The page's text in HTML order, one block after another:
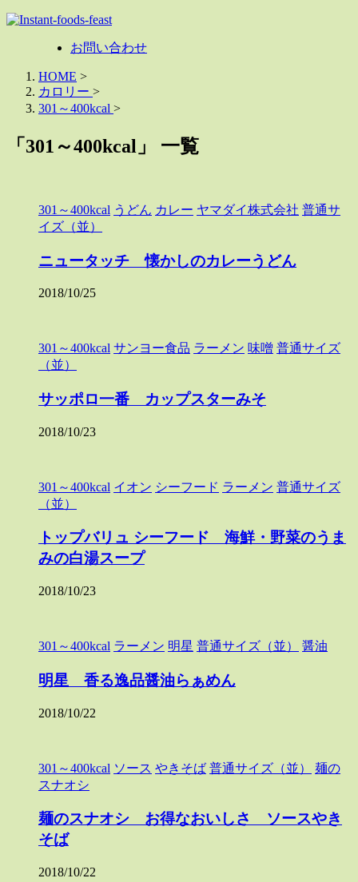
お問い合わせ
HOME >
カロリー >
301～400kcal >
「301～400kcal」 一覧
301～400kcal うどん カレー ヤマダイ株式会社 普通サ
イズ（並）
ニュータッチ 懐かしのカレーうどん
2018/10/25
301～400kcal サンヨー食品 ラーメン 味噌 普通サイズ
（並）
サッポロ一番 カップスターみそ
2018/10/23
301～400kcal イオン シーフード ラーメン 普通サイズ
（並）
トップバリュ シーフード 海鮮・野菜のうま
みの白湯スープ
2018/10/23
301～400kcal ラーメン 明星 普通サイズ（並） 醤油
明星 香る逸品醤油らぁめん
2018/10/22
301～400kcal ソース やきそば 普通サイズ（並）
麺の
スナオシ
麺のスナオシ お得なおいしさ ソースやき
そば
2018/10/22